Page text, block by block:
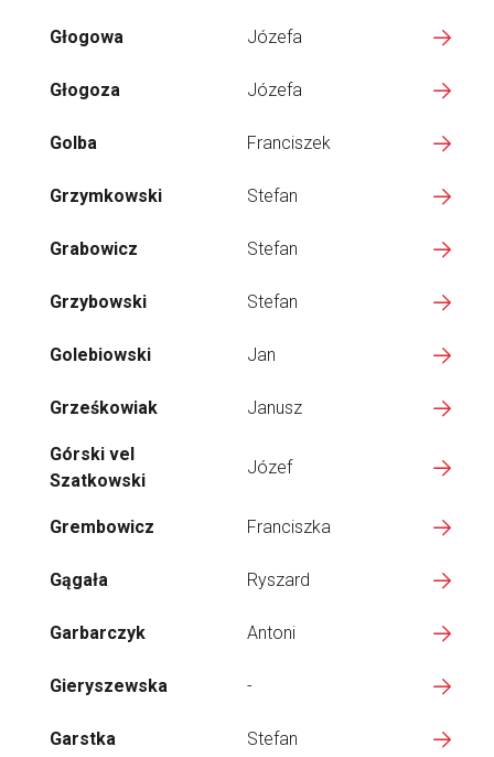
Głogowa Józefa
Głogoza Józefa
Golba Franciszek
Grzymkowski Stefan
Grabowicz Stefan
Grzybowski Stefan
Golebiowski Jan
Grześkowiak Janusz
Górski vel
Szatkowski
Józef
Grembowicz Franciszka
Gągała Ryszard
Garbarczyk Antoni
Gieryszewska -
Garstka Stefan